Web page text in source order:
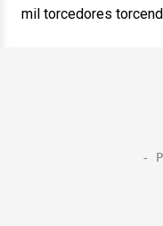
mil torcedores